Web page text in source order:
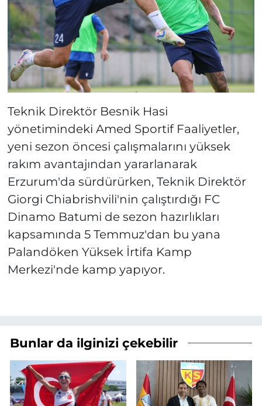
Teknik Direktör Besnik Hasi
yönetimindeki Amed Sportif Faaliyetler,
yeni sezon öncesi çalışmalarını yüksek
rakım avantajından yararlanarak
Erzurum'da sürdürürken, Teknik Direktör
Giorgi Chiabrishvili'nin çalıştırdığı FC
Dinamo Batumi de sezon hazırlıkları
kapsamında 5 Temmuz'dan bu yana
Palandöken Yüksek İrtifa Kamp
Merkezi'nde kamp yapıyor.
Bunlar da ilginizi çekebilir